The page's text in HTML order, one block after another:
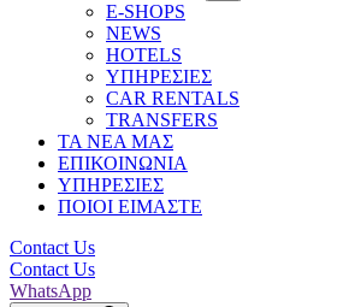
Ε-SHOPS
NEWS
HOTELS
ΥΠΗΡΕΣΙΕΣ
CAR RENTALS
TRANSFERS
ΤΑ ΝΕΑ ΜΑΣ
ΕΠΙΚΟΙΝΩΝΙΑ
ΥΠΗΡΕΣΙΕΣ
ΠΟΙΟΙ ΕΙΜΑΣΤΕ
Contact Us
Contact Us
WhatsApp